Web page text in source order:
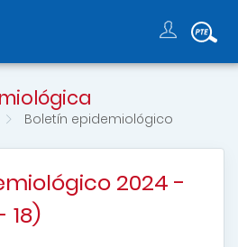
Boletín epidemiológico
2024 -
18)